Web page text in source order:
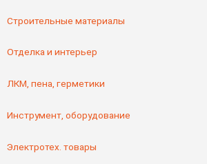
Строительные материалы
Отделка и интерьер
ЛКМ, пена, герметики
Инструмент, оборудование
Электротех. товары